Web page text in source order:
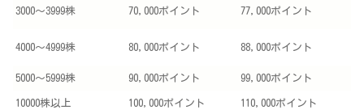
3000～3999株 70,000ポイント 77,000ポイント
4000～4999株 80,000ポイント 88,000ポイント
5000～5999株 90,000ポイント 99,000ポイント
10000株以上 100,000ポイント 110,000ポイント